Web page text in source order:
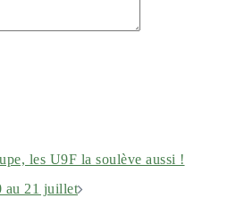
les U9F la soulève aussi !
au 21 juillet